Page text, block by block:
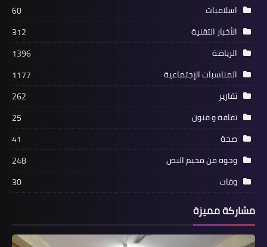
وحدتنا كي تتحقّق عودتنا إلى فلسطين
*في الذكرى 47 للملحمة: جماهيري
حم#اس يلتقي أهالي تل الزعتر ويزور
مقبرة الش♡هداء*
اسلاميات
60
الأخبار التقنية
312
الرياضة
1396
المناسبات الإجتماعية
1177
تقارير
262
ثفافة و فنون
25
صحة
41
وجوه من مخيم البص
248
وفات
30
مشاركة مميزة